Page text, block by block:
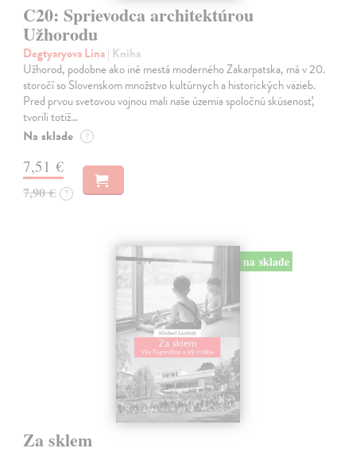
C20: Sprievodca architektúrou
Užhorodu
Degtyaryova Lina| Kniha
Užhorod, podobne ako iné mestá moderného Zakarpatska, má v 20.
storočí so Slovenskom množstvo kultúrnych a historických väzieb.
Pred prvou svetovou vojnou mali naše územia spoločnú skúsenosť,
tvorili totiž…
Na sklade ?
7,51 €
7,90 € ?
na sklade
Za sklem